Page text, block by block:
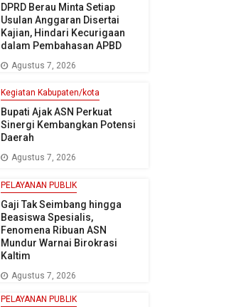
DPRD Berau Minta Setiap
Usulan Anggaran Disertai
Kajian, Hindari Kecurigaan
dalam Pembahasan APBD
Agustus 7, 2026
Kegiatan Kabupaten/kota
Bupati Ajak ASN Perkuat
Sinergi Kembangkan Potensi
Daerah
Agustus 7, 2026
PELAYANAN PUBLIK
Gaji Tak Seimbang hingga
Beasiswa Spesialis,
Fenomena Ribuan ASN
Mundur Warnai Birokrasi
Kaltim
Agustus 7, 2026
PELAYANAN PUBLIK